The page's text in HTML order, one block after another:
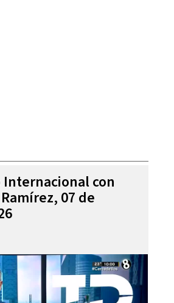
con
07 de